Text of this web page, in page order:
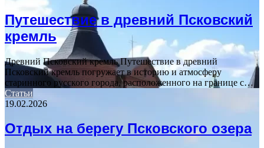
Путешествие в древний Псковский
кремль
Древний Псковский кремль Путешествие в древний
Псковский кремль погружает в историю и атмосферу
старинного русского города, расположенного на границе с…
Статьи
19.02.2026
Отдых на берегу Псковского озера